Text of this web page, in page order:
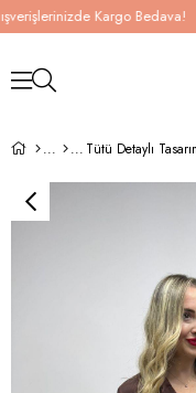
Kargo Bedava!
Tütü Detaylı